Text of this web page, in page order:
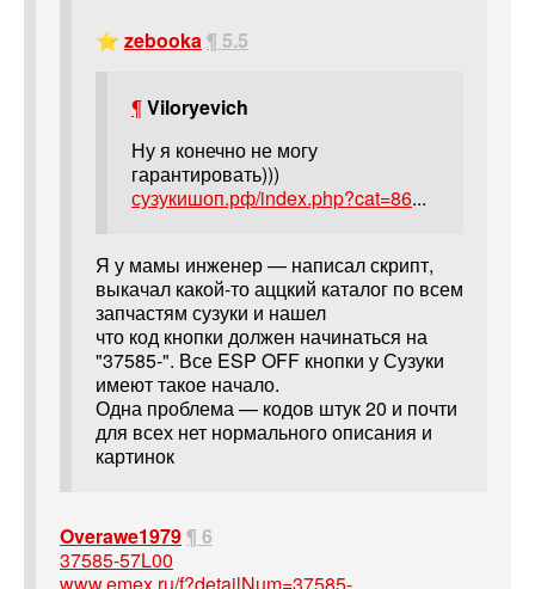
⭐ zebooka¶ 5.5
¶Viloryevich
Ну я конечно не могу
гарантировать)))
сузукишоп.рф/index.php?cat=86...
Я у мамы инженер — написал скрипт,
выкачал какой-то аццкий каталог по всем
запчастям сузуки и нашел
что код кнопки должен начинаться на
"37585-". Все ESP OFF кнопки у Сузуки
имеют такое начало.
Одна проблема — кодов штук 20 и почти
для всех нет нормального описания и
картинок
Overawe1979¶ 6
37585-57L00
www.emex.ru/f?detailNum=37585-